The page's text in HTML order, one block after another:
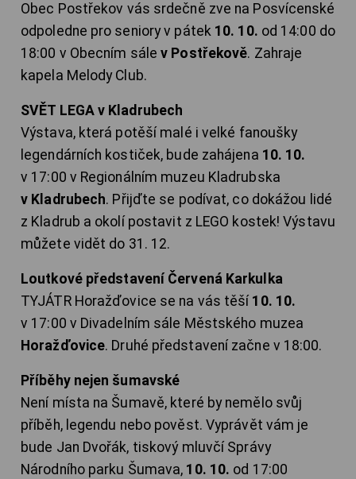
Obec Postřekov vás srdečně zve na Posvícenské
odpoledne pro seniory v pátek 10. 10. od 14:00 do
18:00 v Obecním sálev Postřekově. Zahraje
kapela Melody Club.
SVĚT LEGA v Kladrubech
Výstava, která potěší malé i velké fanoušky
legendárních kostiček, bude zahájena 10. 10.
v 17:00 v Regionálním muzeu Kladrubska
v Kladrubech. Přijďte se podívat, co dokážou lidé
z Kladrub a okolí postavit z LEGO kostek! Výstavu
můžete vidět do 31. 12.
Loutkové představení Červená Karkulka
TYJÁTR Horažďovice se na vás těší 10. 10.
v 17:00 v Divadelním sále Městského muzea
Horažďovice. Druhé představení začne v 18:00.
Příběhy nejen šumavské
Není místa na Šumavě, které by nemělo svůj
příběh, legendu nebo pověst. Vyprávět vám je
bude Jan Dvořák, tiskový mluvčí Správy
Národního parku Šumava, 10. 10. od 17:00